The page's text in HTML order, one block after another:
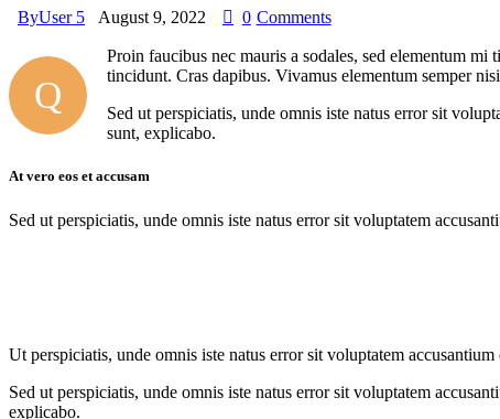
ByUser 5 August 9, 2022 0 Comments
Q
Proin faucibus nec mauris a sodales, sed elementum
tincidunt. Cras dapibus. Vivamus elementum semper
Sed ut perspiciatis, unde omnis iste natus error sit
sunt, explicabo.
At vero eos et accusam
Sed ut perspiciatis, unde omnis iste natus error sit voluptatem
Ut perspiciatis, unde omnis iste natus error sit voluptatem
Sed ut perspiciatis, unde omnis iste natus error sit voluptatem
explicabo.